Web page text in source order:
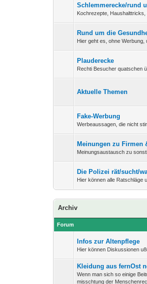
Schlemmerecke/rund
Kochrezepte,
Rund um die
Hier geht es, ohne
Plauderecke
Rechti Besucher quatschen
Aktuelle Themen
Fake-Werbung
Werbeaussagen, die nicht
Meinungen zu Firmen
Meinungsaustausch zu
Die Polizei rät/sucht/
Hier können alle Ratschläge
Archiv
Forum
Infos zur Altenpflege
Hier können Diskussionen
Kleidung aus fernOst
Wenn man sich so einige
misschtung der